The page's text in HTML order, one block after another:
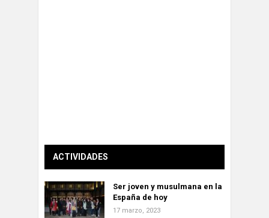
ACTIVIDADES
Ser joven y musulmana en la
España de hoy
17 marzo, 2023